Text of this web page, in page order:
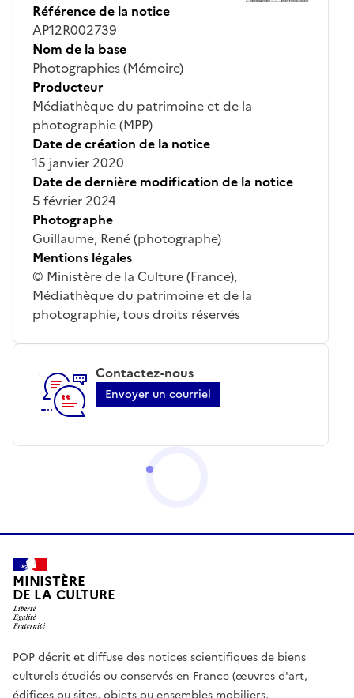
Référence de la notice
AP12R002739
Nom de la base
Photographies (Mémoire)
Producteur
Médiathèque du patrimoine et de la
photographie (MPP)
Date de création de la notice
15 janvier 2020
Date de dernière modification de la notice
5 février 2024
Photographe
Guillaume, René (photographe)
Mentions légales
© Ministère de la Culture (France),
Médiathèque du patrimoine et de la
photographie, tous droits réservés
Contactez-nous
Envoyer un courriel
MINISTÈRE
DE LA CULTURE
POP décrit et diffuse des notices scientifiques de biens
culturels étudiés ou conservés en France (œuvres d'art,